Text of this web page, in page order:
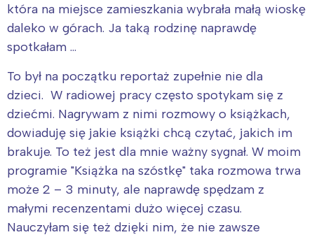
która na miejsce zamieszkania wybrała małą wioskę
daleko w górach. Ja taką rodzinę naprawdę
spotkałam …
To był na początku reportaż zupełnie nie dla
dzieci. W radiowej pracy często spotykam się z
dziećmi. Nagrywam z nimi rozmowy o książkach,
dowiaduję się jakie książki chcą czytać, jakich im
brakuje. To też jest dla mnie ważny sygnał. W moim
programie "Książka na szóstkę" taka rozmowa trwa
może 2 – 3 minuty, ale naprawdę spędzam z
małymi recenzentami dużo więcej czasu.
Nauczyłam się też dzięki nim, że nie zawsze